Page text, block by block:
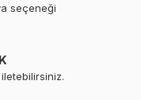
seçeneği